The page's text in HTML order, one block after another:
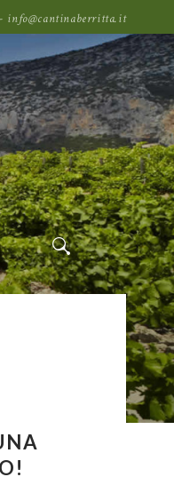
- info@cantinaberritta.it